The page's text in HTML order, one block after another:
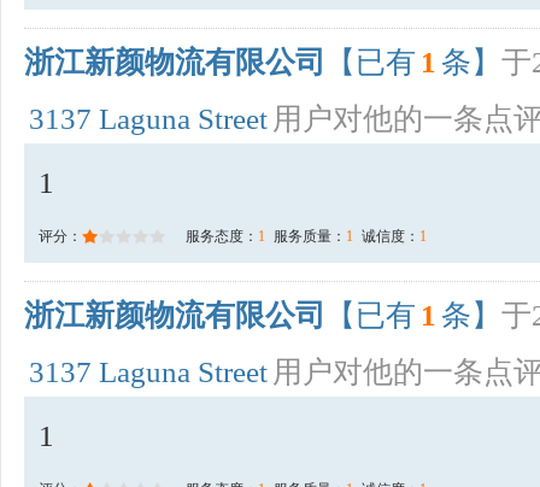
浙江新颜物流有限公司 【已有 1 条】 于
3137 Laguna Street 用户对他的一条点
1
评分： 服务态度： 1 服务质量： 1 诚信度： 1
浙江新颜物流有限公司 【已有 1 条】 于
3137 Laguna Street 用户对他的一条点
1